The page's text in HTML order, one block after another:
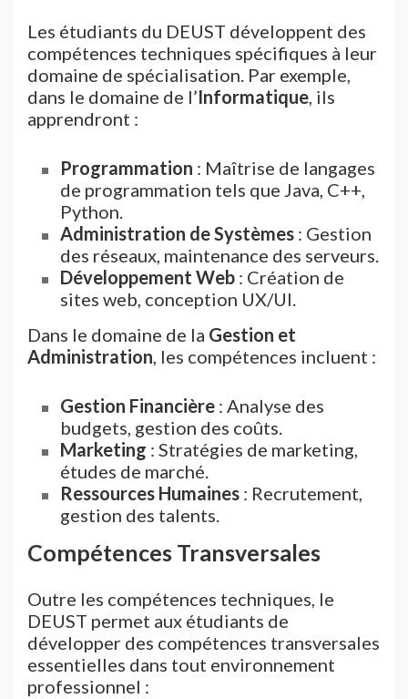
Les étudiants du DEUST développent des
compétences techniques spécifiques à leur
domaine de spécialisation. Par exemple,
dans le domaine de l’Informatique, ils
apprendront :
Programmation : Maîtrise de langages
de programmation tels que Java, C++,
Python.
Administration de Systèmes : Gestion
des réseaux, maintenance des serveurs.
Développement Web : Création de
sites web, conception UX/UI.
Dans le domaine de la Gestion et
Administration, les compétences incluent :
Gestion Financière : Analyse des
budgets, gestion des coûts.
Marketing : Stratégies de marketing,
études de marché.
Ressources Humaines : Recrutement,
gestion des talents.
Compétences Transversales
Outre les compétences techniques, le
DEUST permet aux étudiants de
développer des compétences transversales
essentielles dans tout environnement
professionnel :